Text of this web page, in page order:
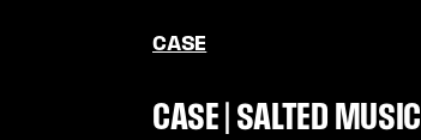
CASE
CASE | SALTED MUSIC